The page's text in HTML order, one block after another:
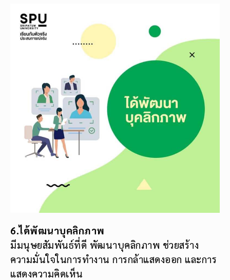
6.ได้พัฒนาบุคลิกภาพ
มีมนุษยสัมพันธ์ที่ดี พัฒนาบุคลิกภาพ ช่วยสร้าง
ความมั่นใจในการทำงาน การกล้าแสดงออก และการ
แสดงความคิดเห็น